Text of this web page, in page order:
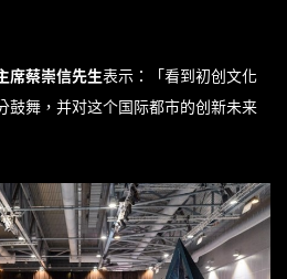
席蔡崇信先生表示：「看到初创文化
鼓舞，并对这个国际都市的创新未来